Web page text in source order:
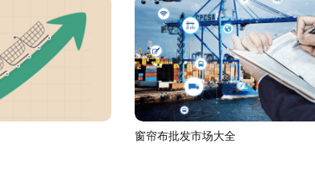
窗帘布批发市场大全